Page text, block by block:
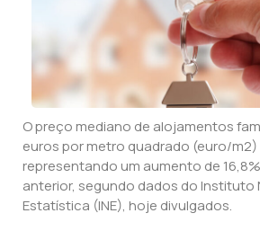
O preço mediano de alojamentos
euros por metro quadrado (euro/m2)
representando um aumento de
anterior, segundo dados do Instituto
Estatística (INE), hoje divulgados.